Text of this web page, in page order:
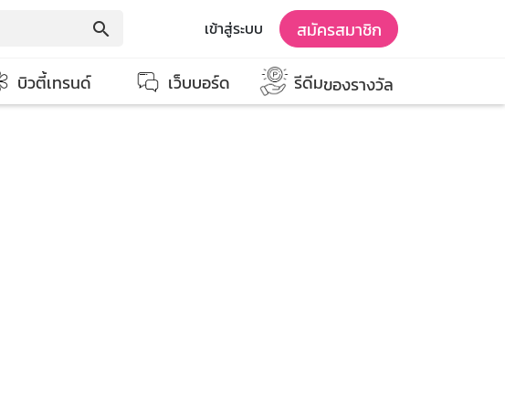
search เข้าสู่ระบบ สมัครสมาชิก
บิวตี้เทรนด์ เว็บบอร์ด รีดีมของรางวัล